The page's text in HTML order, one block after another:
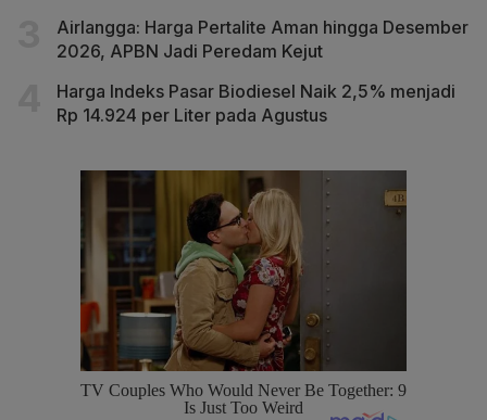
Airlangga: Harga Pertalite Aman hingga Desember
2026, APBN Jadi Peredam Kejut
Harga Indeks Pasar Biodiesel Naik 2,5% menjadi
Rp 14.924 per Liter pada Agustus